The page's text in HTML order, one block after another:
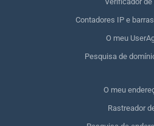
Contadores IP e
O meu
Pesquisa de
O meu
Rastreador